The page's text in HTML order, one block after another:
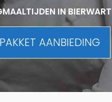
IN
AANBIEDING